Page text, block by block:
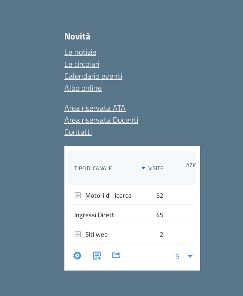
Novità
Le notizie
Le circolari
Calendario eventi
Albo online
Area riservata ATA
Area riservata Docenti
Contatti